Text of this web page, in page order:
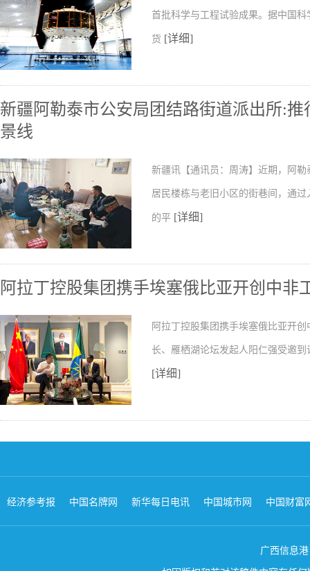
首批科学与工程试验成果。据中国
货 [详细]
新疆阿勒泰市公安局团结路街道派出所:推
景线
新疆讯【通讯员：周涛】近期，阿
居民楼栋与老旧小区的街巷间，通
的平 [详细]
阿拉丁控股集团携手埃塞俄比亚开创中非
阿拉丁控股集团携手埃塞俄比亚开
长、雁栖湖论坛发起人阳仁强受邀
[详细]
经济参考报 中国名牌网 新华每日电讯 中国城市网 中国财富
广西信息